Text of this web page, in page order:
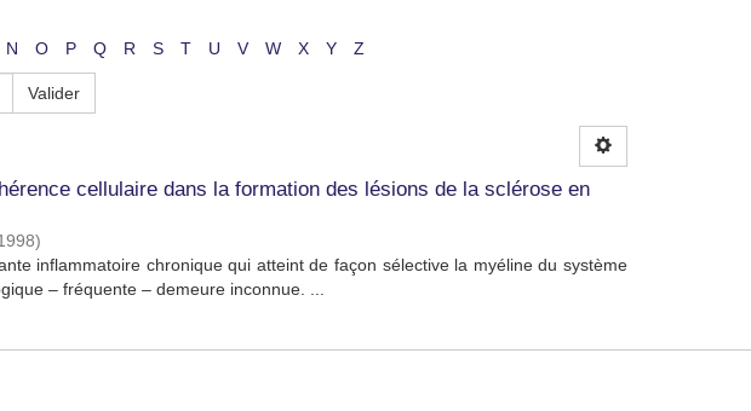
N O P Q R S T U V W X Y Z
Valider
cellulaire dans la formation des lésions de la sclérose en
)
inflammatoire chronique qui atteint de façon sélective la myéline du système
– fréquente – demeure inconnue. ...